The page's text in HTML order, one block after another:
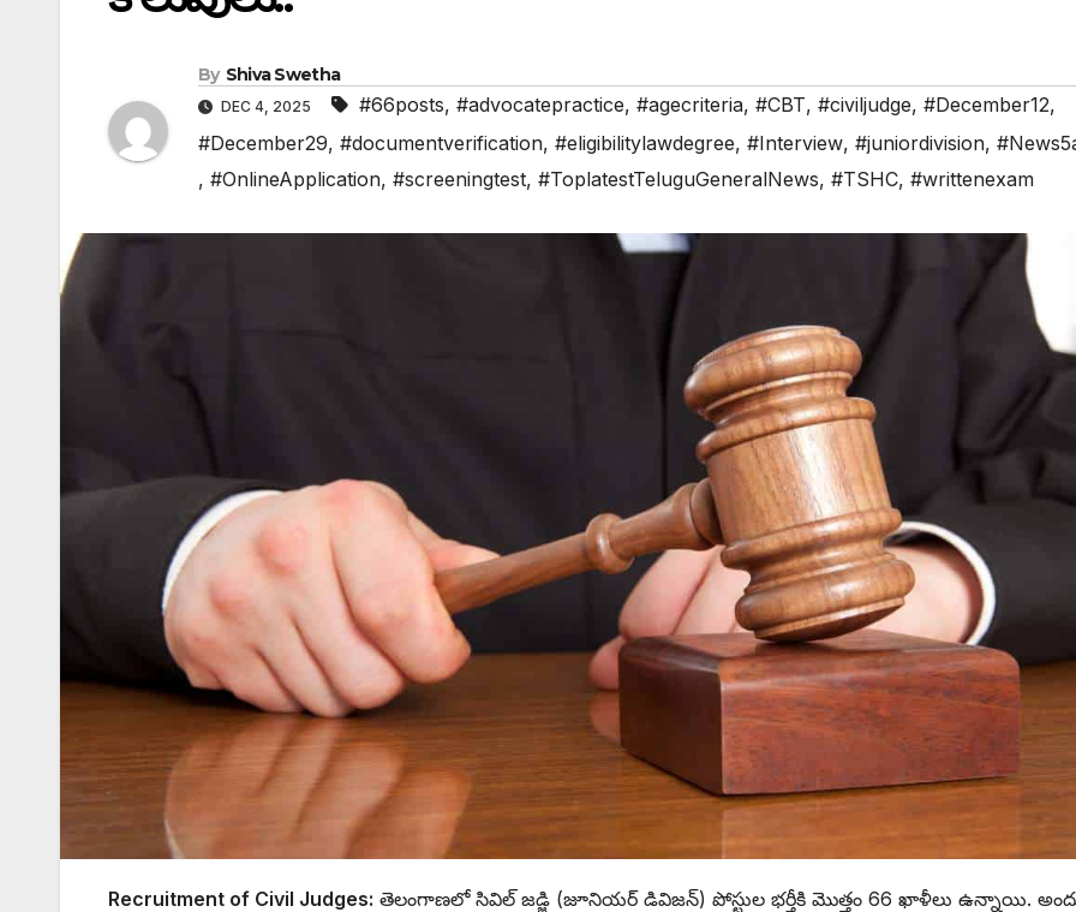
By Shiva Swetha
DEC 4, 2025 #66posts, #advocatepractice, #agecriteria, #CBT, #civiljudge, #December12,
#December29, #documentverification, #eligibilitylawdegree, #Interview, #juniordivision,
, #OnlineApplication, #screeningtest, #ToplatestTeluguGeneralNews, #TSHC, #writtenexam
Recruitment of Civil Judges: తెలంగాణలో సివిల్ జడ్జి (జూనియర్ డివిజన్) పోస్టుల భర్తీకి మొత్తం 66 ఖాళీలు ఉన్నాయి.